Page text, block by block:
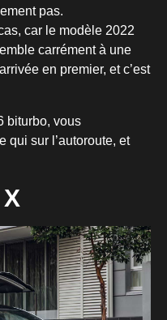
pas.
car le modèle 2022
carrément à une
en premier, et c’est
biturbo, vous
qui sur l’autoroute, et